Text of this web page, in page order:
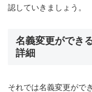
認していきましょう。
名義変更ができ
詳細
それでは名義変更がで